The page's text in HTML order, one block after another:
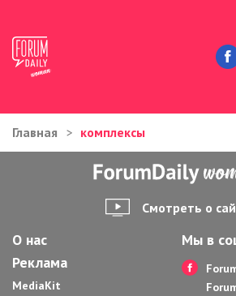
ИММИГРАЦИЯ В США
АВТОРСКИЕ КОЛОНКИ
Главная комплексы
Смотреть о
О нас
Реклама
MediaKit
Мы в